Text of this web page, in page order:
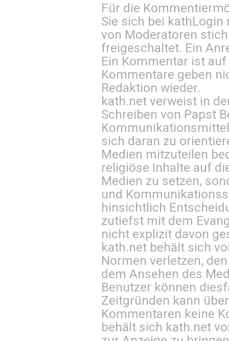
Für die
Sie sich bei kathLogin
von Moderatoren
freigeschaltet. Ein
Ein Kommentar ist
Kommentare geben
Redaktion wieder.
kath.net verweist in
Schreiben von Papst
sich daran zu
Medien mitzuteilen
religiöse Inhalte auf
Medien zu setzen,
und
hinsichtlich
zutiefst mit dem
nicht explizit davon
kath.net behält sich
Normen verletzen,
dem Ansehen des
Benutzer können
Zeitgründen kann
Kommentaren keine
behält sich kath.net